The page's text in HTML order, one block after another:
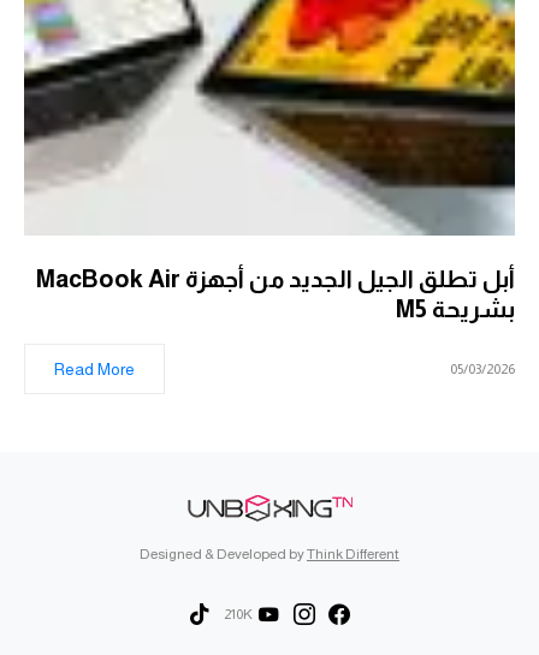
أبل تطلق الجيل الجديد من أجهزة MacBook Air
بشريحة M5
05/03/2026
Read More
Designed & Developed byThink Different
210K